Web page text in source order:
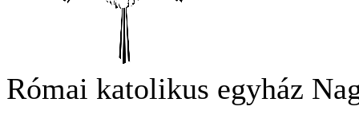
Római katolikus egyház